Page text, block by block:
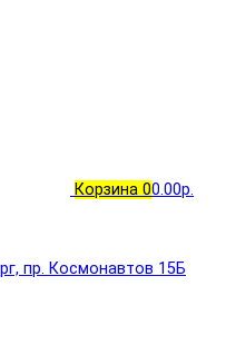
Корзина 00.00р.
пр. Космонавтов 15Б